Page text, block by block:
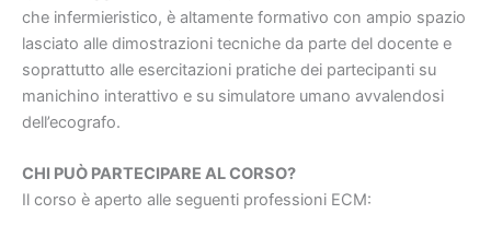
che infermieristico, è altamente formativo con ampio spazio
lasciato alle dimostrazioni tecniche da parte del docente e
soprattutto alle esercitazioni pratiche dei partecipanti su
manichino interattivo e su simulatore umano avvalendosi
dell’ecografo.
CHI PUÒ PARTECIPARE AL CORSO?
Il corso è aperto alle seguenti professioni ECM: